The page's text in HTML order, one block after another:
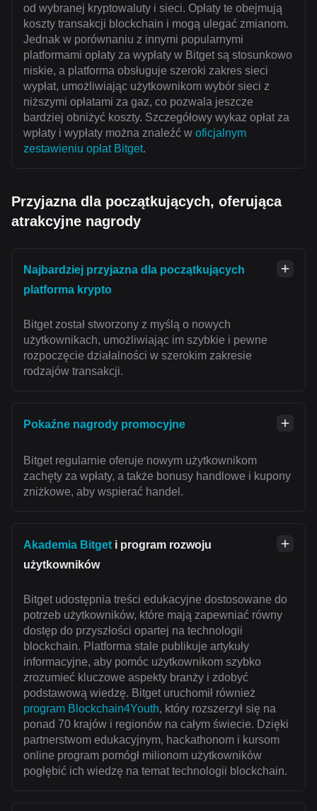
od wybranej kryptowaluty i sieci. Opłaty te obejmują
koszty transakcji blockchain i mogą ulegać zmianom.
Jednak w porównaniu z innymi popularnymi
platformami opłaty za wypłaty w Bitget są stosunkowo
niskie, a platforma obsługuje szeroki zakres sieci
wypłat, umożliwiając użytkownikom wybór sieci z
niższymi opłatami za gaz, co pozwala jeszcze
bardziej obniżyć koszty. Szczegółowy wykaz opłat za
wpłaty i wypłaty można znaleźć w oficjalnym
zestawieniu opłat Bitget.
Przyjazna dla początkujących, oferująca
atrakcyjne nagrody
Najbardziej przyjazna dla początkujących
platforma krypto
Bitget został stworzony z myślą o nowych
użytkownikach, umożliwiając im szybkie i pewne
rozpoczęcie działalności w szerokim zakresie
rodzajów transakcji.
Pokaźne nagrody promocyjne
Bitget regularnie oferuje nowym użytkownikom
zachęty za wpłaty, a także bonusy handlowe i kupony
zniżkowe, aby wspierać handel.
Akademia Bitget i program rozwoju
użytkowników
Bitget udostępnia treści edukacyjne dostosowane do
potrzeb użytkowników, które mają zapewniać równy
dostęp do przyszłości opartej na technologii
blockchain. Platforma stale publikuje artykuły
informacyjne, aby pomóc użytkownikom szybko
zrozumieć kluczowe aspekty branży i zdobyć
podstawową wiedzę. Bitget uruchomił również
program Blockchain4Youth, który rozszerzył się na
ponad 70 krajów i regionów na całym świecie. Dzięki
partnerstwom edukacyjnym, hackathonom i kursom
online program pomógł milionom użytkowników
pogłębić ich wiedzę na temat technologii blockchain.